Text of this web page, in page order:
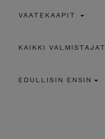
VAATEKAAPIT
KAIKKI VALMISTAJAT
EDULLISIN ENSIN